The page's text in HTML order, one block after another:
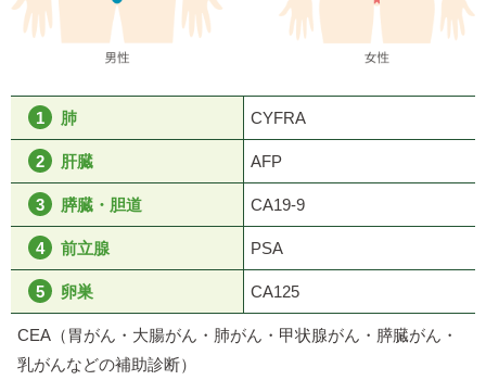
肺 CYFRA
肝臓 AFP
膵臓・胆道 CA19-9
前立腺 PSA
卵巣 CA125
CEA（胃がん・大腸がん・肺がん・甲状腺がん・ 膵臓がん・
乳がんなどの補助診断）